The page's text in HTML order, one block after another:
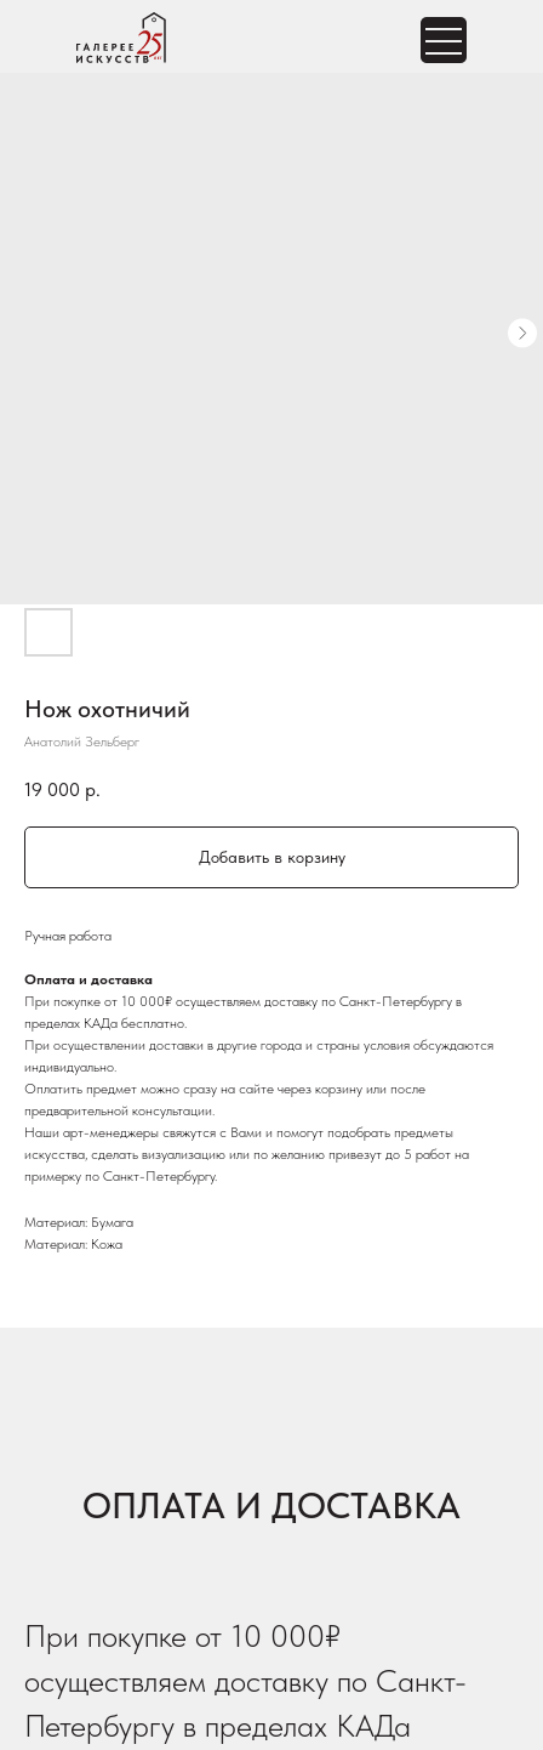
Нож охотничий
Анатолий Зельберг
19 000 р.
Добавить в корзину
Ручная работа
Оплата и доставка
При покупке от 10 000₽ осуществляем доставку по Санкт-Петербургу в
пределах КАДа бесплатно.
При осуществлении доставки в другие города и страны условия обсуждаются
индивидуально.
Оплатить предмет можно сразу на сайте через корзину или после
предварительной консультации.
Наши арт-менеджеры свяжутся с Вами и помогут подобрать предметы
искусства, сделать визуализацию или по желанию привезут до 5 работ на
примерку по Санкт-Петербургу.
Материал: Бумага
Материал: Кожа
ОПЛАТА И ДОСТАВКА
При покупке от 10 000₽
осуществляем доставку по Санкт-
Петербургу в пределах КАДа